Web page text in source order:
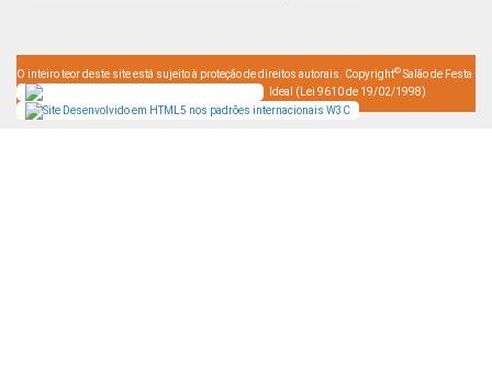
O inteiro teor deste site está sujeito à proteção de direitos autorais. Copyright© Salão de Festa
Ideal (Lei 9610 de 19/02/1998)